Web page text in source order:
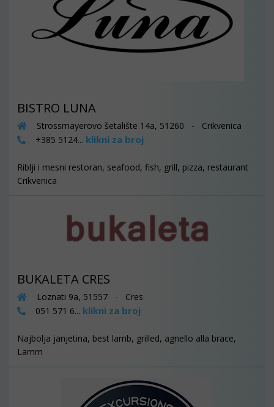
BISTRO LUNA
Strossmayerovo šetalište 14a, 51260 - Crikvenica
+385 5124... klikni za broj
Riblji i mesni restoran, seafood, fish, grill, pizza, restaurant
Crikvenica
BUKALETA CRES
Loznati 9a, 51557 - Cres
051 571 6... klikni za broj
Najbolja janjetina, best lamb, grilled, agnello alla brace,
Lamm